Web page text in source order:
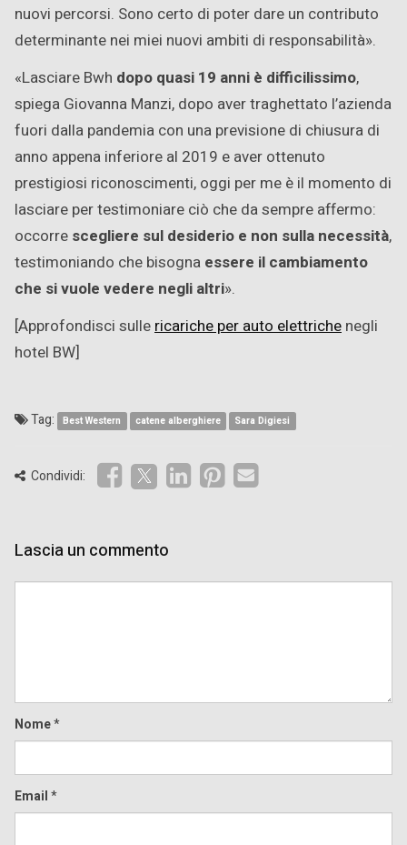
nuovi percorsi. Sono certo di poter dare un contributo
determinante nei miei nuovi ambiti di responsabilità».
«Lasciare Bwh dopo quasi 19 anni è difficilissimo,
spiega Giovanna Manzi, dopo aver traghettato l’azienda
fuori dalla pandemia con una previsione di chiusura di
anno appena inferiore al 2019 e aver ottenuto
prestigiosi riconoscimenti, oggi per me è il momento di
lasciare per testimoniare ciò che da sempre affermo:
occorre scegliere sul desiderio e non sulla necessità,
testimoniando che bisogna essere il cambiamento
che si vuole vedere negli altri».
[Approfondisci sullericariche per auto elettriche negli
hotel BW]
Tag: Best Western catene alberghiere Sara Digiesi
Condividi:
Lascia un commento
Nome*
Email*